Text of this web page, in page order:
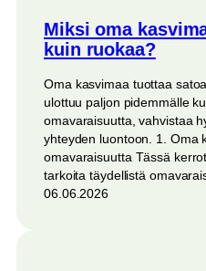
Miksi oma
kuin ruokaa?
Oma kasvimaa tuottaa
ulottuu paljon pidemmälle
omavaraisuutta, vahvistaa
yhteyden luontoon. 1. Oma
omavaraisuutta Tässä
tarkoita täydellistä
06.06.2026